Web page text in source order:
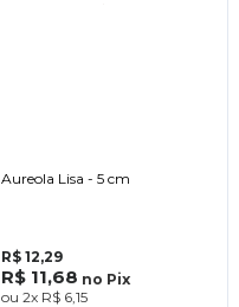
Aureola Lisa - 5 cm
R$ 12,29
R$ 11,68 no Pix
ou 2x R$ 6,15